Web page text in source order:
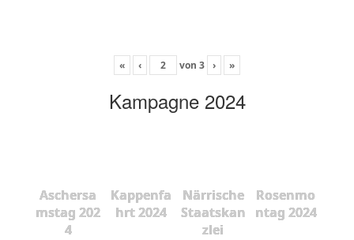
« ‹ von 3 › »
Kampagne 2024
Aschersa
mstag 202
4
Kappenfa
hrt 2024
Närrische
Staatskan
zlei
Rosenmo
ntag 2024